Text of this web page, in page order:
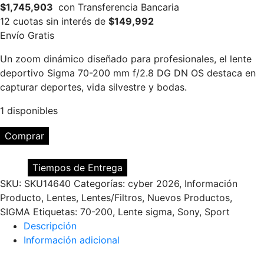
$1,745,903 con Transferencia Bancaria
12 cuotas sin interés de $149,992
Envío Gratis
Un zoom dinámico diseñado para profesionales, el lente
deportivo Sigma 70-200 mm f/2.8 DG DN OS destaca en
capturar deportes, vida silvestre y bodas.
1 disponibles
Lente
Sigma
200mm
F/2.8
SPORT
DG
Comprar
Tiempos de Entrega
SKU: SKU14640 Categorías: cyber 2026, Información
Producto, Lentes, Lentes/Filtros, Nuevos Productos,
SIGMA Etiquetas: 70-200, Lente sigma, Sony, Sport
Descripción
Información adicional